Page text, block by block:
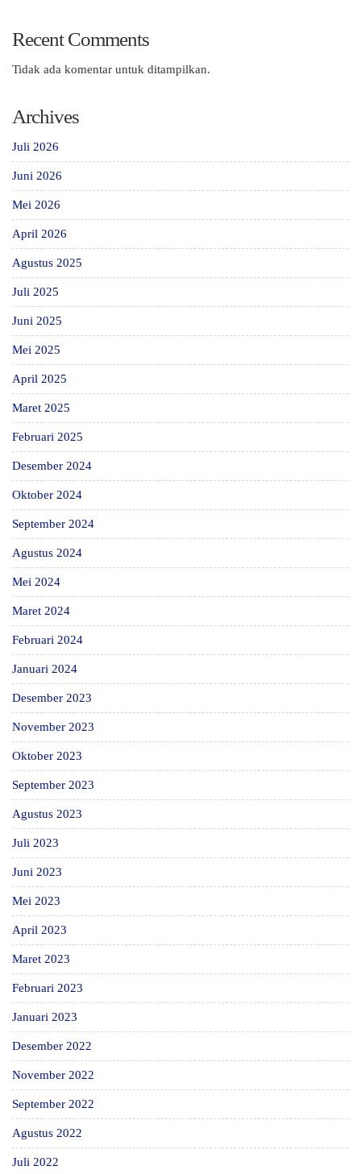
Recent Comments
Tidak ada komentar untuk ditampilkan.
Archives
Juli 2026
Juni 2026
Mei 2026
April 2026
Agustus 2025
Juli 2025
Juni 2025
Mei 2025
April 2025
Maret 2025
Februari 2025
Desember 2024
Oktober 2024
September 2024
Agustus 2024
Mei 2024
Maret 2024
Februari 2024
Januari 2024
Desember 2023
November 2023
Oktober 2023
September 2023
Agustus 2023
Juli 2023
Juni 2023
Mei 2023
April 2023
Maret 2023
Februari 2023
Januari 2023
Desember 2022
November 2022
September 2022
Agustus 2022
Juli 2022